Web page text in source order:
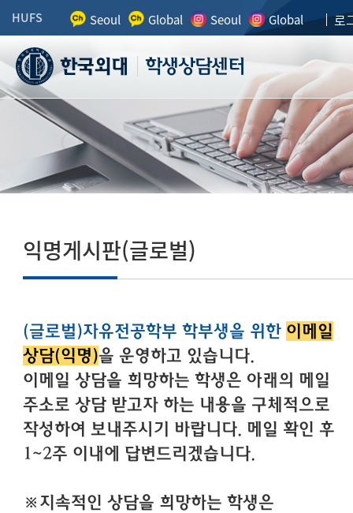
HUFS Seoul Global Seoul Global 로
학생상담센터
COUNSELING CENTER
익명게시판(글로벌)
(글로벌)자유전공학부 학부생을 위한 이메일
상담(익명)을 운영하고 있습니다.
이메일 상담을 희망하는 학생은 아래의 메일
주소로 상담 받고자 하는 내용을 구체적으로
작성하여 보내주시기 바랍니다. 메일 확인 후
1~2주 이내에 답변드리겠습니다.
※지속적인 상담을 희망하는 학생은